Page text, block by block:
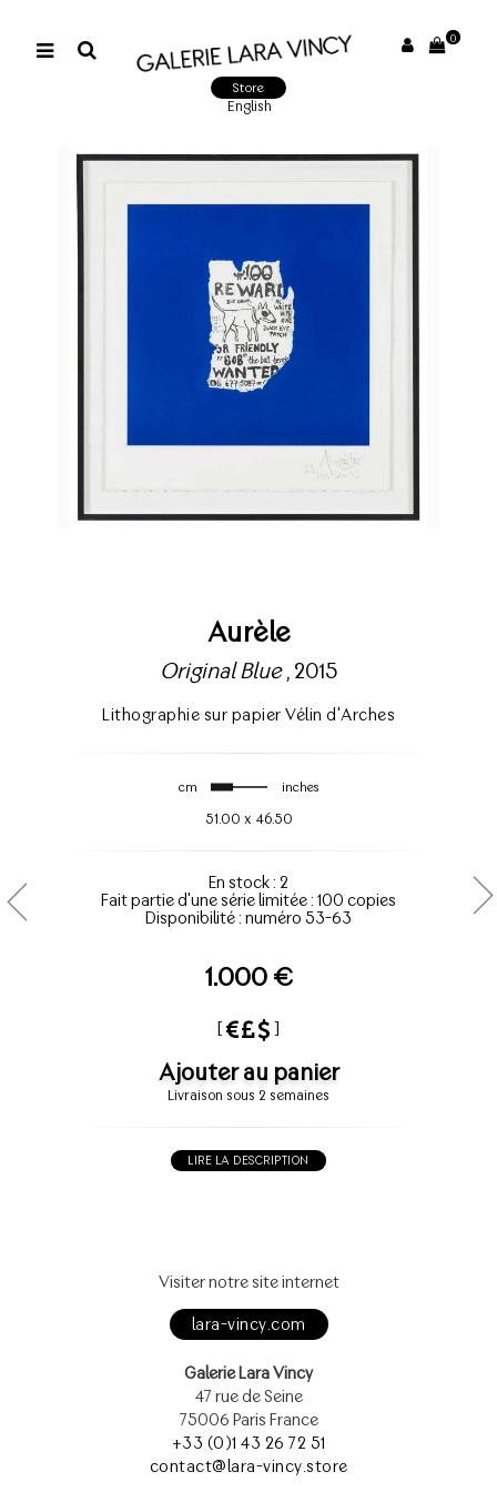
0
Store
English
Aurèle
Original Blue, 2015
Lithographie sur papier Vélin d'Arches
cm inches
51.00 x 46.50
En stock : 2
Fait partie d'une série limitée : 100 copies
Disponibilité : numéro 53-63
1.000 €
[ ]
Ajouter au panier
Livraison sous 2 semaines
LIRE LA DESCRIPTION
Visiter notre site internet
lara-vincy.com
Galerie Lara Vincy
47 rue de Seine
75006 Paris France
+33 (0)1 43 26 72 51
contact@lara-vincy.store